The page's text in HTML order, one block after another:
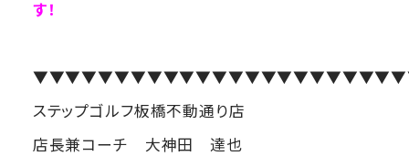
す！
ステップゴルフ板橋不動通り店
店長兼コーチ 大神田 達也